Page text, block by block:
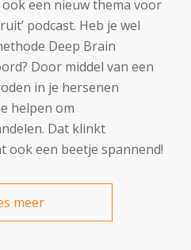
een nieuw thema voor
podcast. Heb je wel
Deep Brain
Door middel van een
in je hersenen
helpen om
Dat klinkt
ook een beetje spannend!
meer